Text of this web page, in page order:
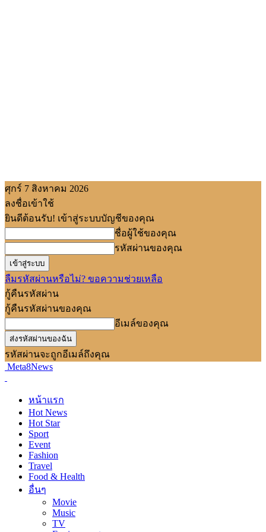
ศุกร์ 7 สิงหาคม 2026
ลงชื่อเข้าใช้
ยินดีต้อนรับ! เข้าสู่ระบบบัญชีของคุณ
ชื่อผู้ใช้ของคุณ
รหัสผ่านของคุณ
ลืมรหัสผ่านหรือไม่? ขอความช่วยเหลือ
กู้คืนรหัสผ่าน
กู้คืนรหัสผ่านของคุณ
อีเมล์ของคุณ
รหัสผ่านจะถูกอีเมล์ถึงคุณ
Meta8News
หน้าแรก
Hot News
Hot Star
Sport
Event
Fashion
Travel
Food & Health
อื่นๆ
Movie
Music
TV